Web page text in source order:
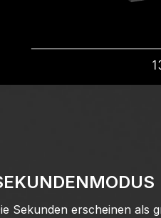
Sekunden erscheinen als